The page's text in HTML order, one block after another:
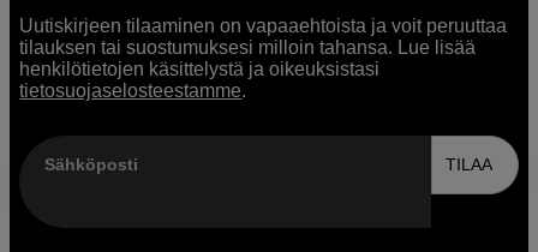
Uutiskirjeen tilaaminen on vapaaehtoista ja voit peruuttaa
tilauksen tai suostumuksesi milloin tahansa. Lue lisää
henkilötietojen käsittelystä ja oikeuksistasi
tietosuojaselosteestamme.
Sähköposti TILAA